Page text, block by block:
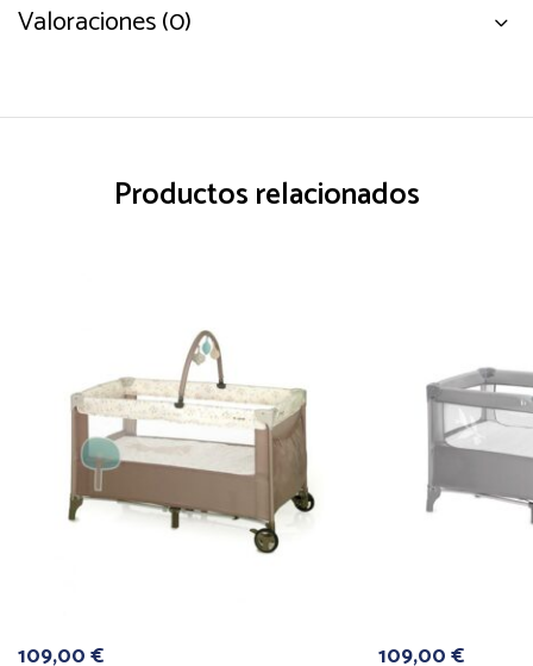
Valoraciones (0)
Productos relacionados
109,00€ 109,00€